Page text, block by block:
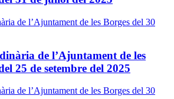
de l’Ajuntament de les
25 de setembre del 2025